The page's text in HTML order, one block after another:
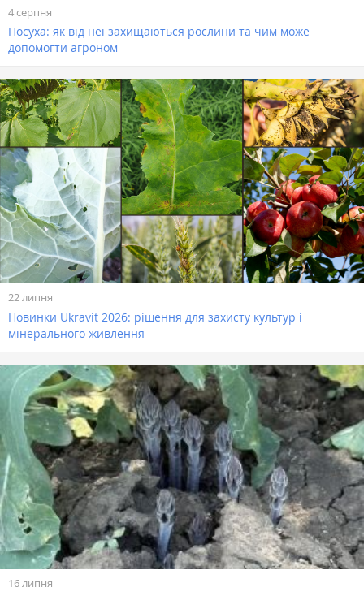
4 серпня
Посуха: як від неї захищаються рослини та чим може
допомогти агроном
22 липня
Новинки Ukravit 2026: рішення для захисту культур і
мінерального живлення
16 липня